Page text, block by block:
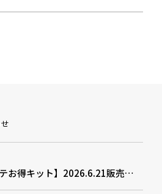
【クレ・ド・ポーボーテお得キット】2026.6.21販売開始